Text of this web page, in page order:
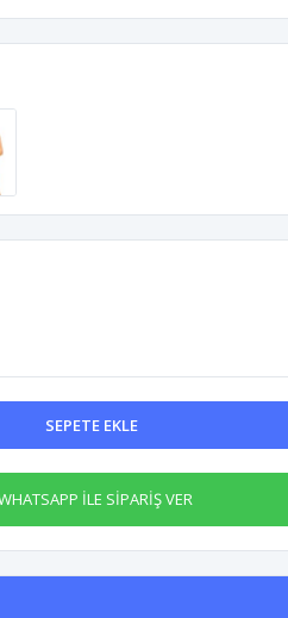
SEPETE EKLE
İLE SİPARİŞ VER